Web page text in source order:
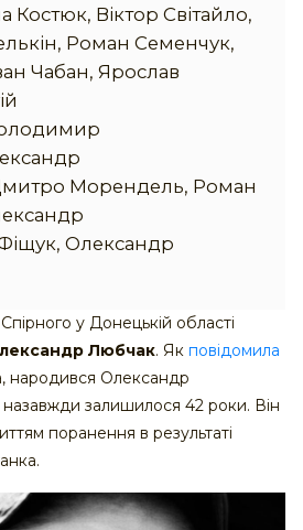
Віктор Світайло,
Роман Семенчук,
Чабан, Ярослав
Морендель, Роман
Олександр
у Донецькій області
Любчак. Як повідомила
народився Олександр
залишилося 42 роки. Він
поранення в результаті